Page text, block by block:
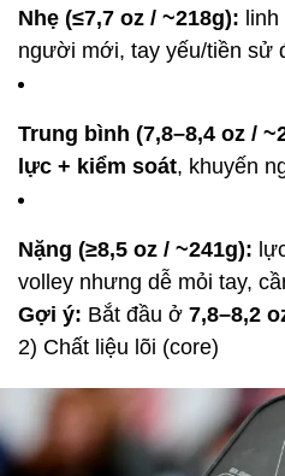
Nhẹ (≤7,7 oz / ~218g):
người mới, tay yếu/tiền sử
Trung bình (7,8–8,4 oz /
lực + kiểm soát, khuyến
Nặng (≥8,5 oz / ~241g):
volley nhưng dễ mỏi tay,
Gợi ý: Bắt đầu ở 7,8–8,2
2) Chất liệu lõi (core)